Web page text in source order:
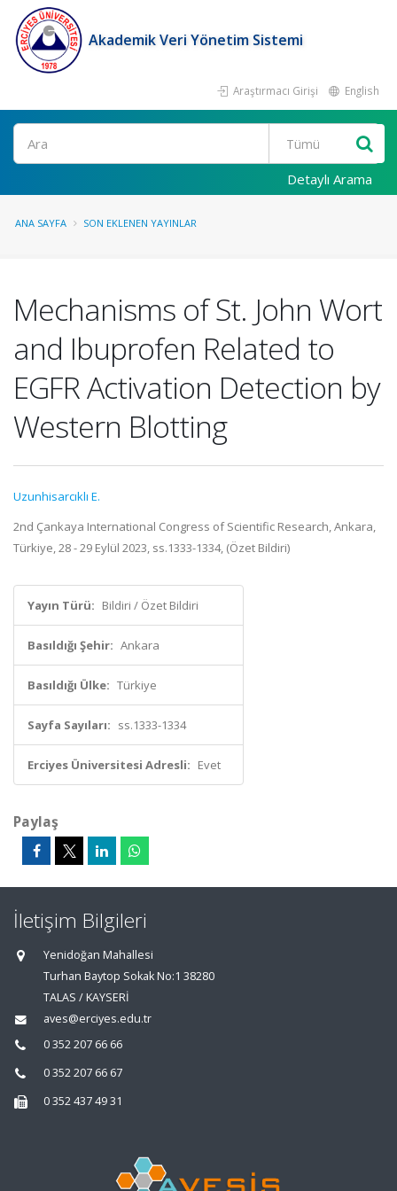
Akademik Veri Yönetim Sistemi
Araştırmacı Girişi English
Ara
Detaylı Arama
ANA SAYFA SON EKLENEN YAYINLAR
Mechanisms of St. John Wort
and Ibuprofen Related to
EGFR Activation Detection by
Western Blotting
Uzunhisarcıklı E.
2nd Çankaya International Congress of Scientific Research, Ankara,
Türkiye, 28 - 29 Eylül 2023, ss.1333-1334, (Özet Bildiri)
Yayın Türü: Bildiri / Özet Bildiri
Basıldığı Şehir: Ankara
Basıldığı Ülke: Türkiye
Sayfa Sayıları: ss.1333-1334
Erciyes Üniversitesi Adresli: Evet
Paylaş
İletişim Bilgileri
Yenidoğan Mahallesi
Turhan Baytop Sokak No:1 38280
TALAS / KAYSERİ
aves@erciyes.edu.tr
0 352 207 66 66
0 352 207 66 67
0 352 437 49 31